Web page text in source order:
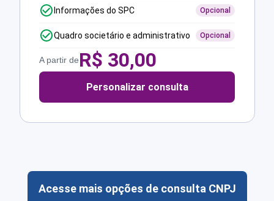
Informações do SPC Opcional
Quadro societário e administrativo Opcional
A partir deR$ 30,00
Personalizar consulta
Acesse mais opções de consulta CNPJ